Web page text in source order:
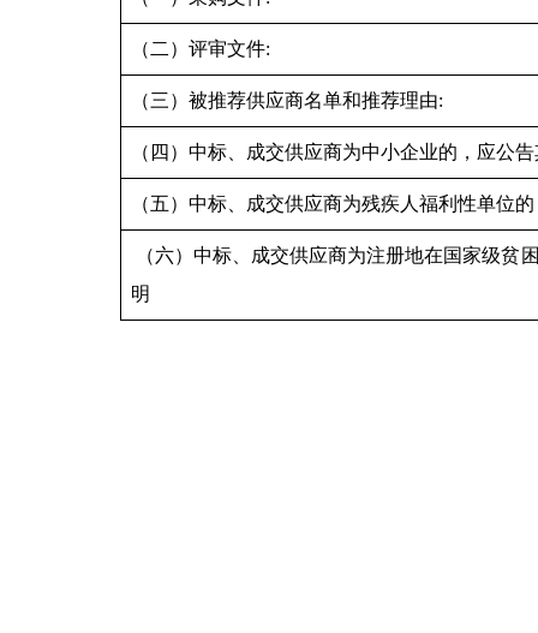
（二）评审文件:
（三）被推荐供应商名单和推荐理由:
（四）中标、成交供应商为中小企业的，应公
（五）中标、成交供应商为残疾人福利性单位
（六）中标、成交供应商为注册地在国家级贫
明